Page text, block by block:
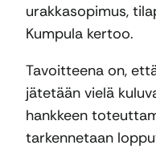
urakkasopimus,
Kumpula kertoo.
Tavoitteena on,
jätetään vielä
hankkeen
tarkennetaan